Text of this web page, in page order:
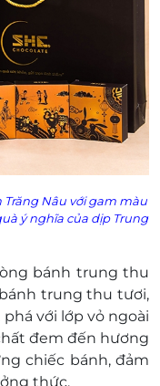
Nâu với gam màu
ý nghĩa của dịp Trung
bánh trung thu
trung thu tươi,
với lớp vỏ ngoài
đem đến hương
chiếc bánh, đảm
thức.